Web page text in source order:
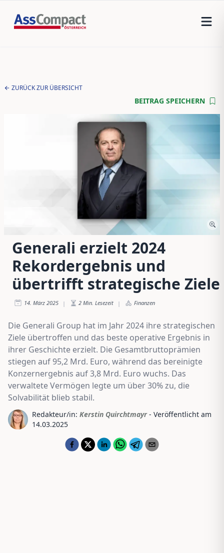
ZURÜCK ZUR ÜBERSICHT
BEITRAG SPEICHERN
Generali erzielt 2024
Rekordergebnis und
übertrifft strategische Ziele
14. März 2025 | 2 Min. Lesezeit | Finanzen
Die Generali Group hat im Jahr 2024 ihre strategischen
Ziele übertroffen und das beste operative Ergebnis in
ihrer Geschichte erzielt. Die Gesamtbruttoprämien
stiegen auf 95,2 Mrd. Euro, während das bereinigte
Konzernergebnis auf 3,8 Mrd. Euro wuchs. Das
verwaltete Vermögen legte um über 30% zu, die
Solvabilität blieb stabil.
Redakteur/in: Kerstin Quirchtmayr - Veröffentlicht am
14.03.2025